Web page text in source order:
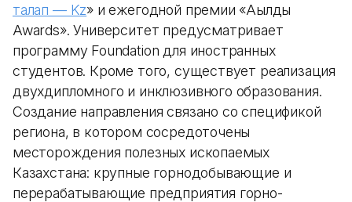
талап — Kz» и ежегодной премии «Ақылды
Awards». Университет предусматривает
программу Foundation для иностранных
студентов. Кроме того, существует реализация
двухдипломного и инклюзивного образования.
Создание направления связано со спецификой
региона, в котором сосредоточены
месторождения полезных ископаемых
Казахстана: крупные горнодобывающие и
перерабатывающие предприятия горно-